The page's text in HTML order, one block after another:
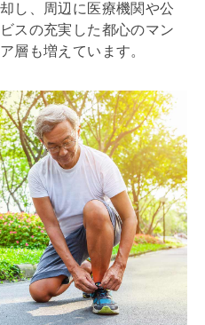
し、周辺に医療機関や公
スの充実した都心のマン
層も増えています。